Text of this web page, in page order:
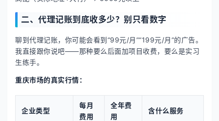
二、代理记账到底收多少？别只看数字
聊到代理记账，你可能会看到“99元/月”“199元/月”的广告。
我直接跟你说吧——那种要么后面加项目收费，要么是实习
生练手。
重庆市场的真实行情：
企业类型
每月
费用
全年费
用
含什么服务